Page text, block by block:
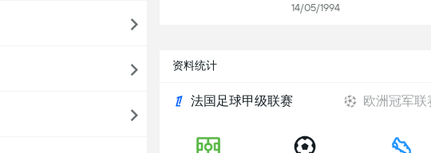
14/05/1994
资料统计
法国足球甲级联赛 欧洲冠军联